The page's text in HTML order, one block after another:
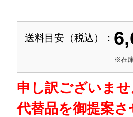
送料目安（税込）：
※在
申し訳ございま
代替品を御提案